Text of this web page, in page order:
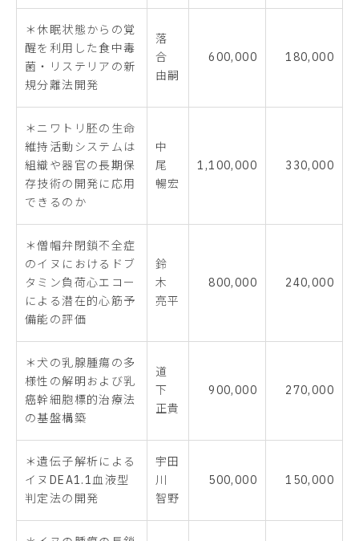
＊休眠状態からの覚
醒を利用した食中毒
菌・リステリアの新
規分離法開発
落
合
由嗣
600,000 180,000
＊ニワトリ胚の生命
維持活動システムは
組織や器官の長期保
存技術の開発に応用
できるのか
中
尾
暢宏
1,100,000 330,000
＊僧帽弁閉鎖不全症
のイヌにおけるドブ
タミン負荷心エコー
による潜在的心筋予
備能の評価
鈴
木
亮平
800,000 240,000
＊犬の乳腺腫瘍の多
様性の解明および乳
癌幹細胞標的治療法
の基盤構築
道
下
正貴
900,000 270,000
＊遺伝子解析による
イヌDEA1.1血液型
判定法の開発
宇田
川
智野
500,000 150,000